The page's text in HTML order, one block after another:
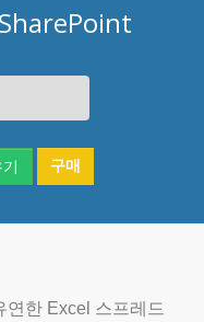
구매
한 Excel 스프레드